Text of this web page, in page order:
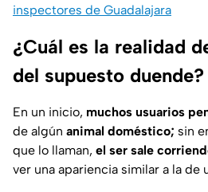
inspectores de Guadalajara
¿Cuál es la realidad
del supuesto duende?
En un inicio, muchos usuarios
de algún animal doméstico; sin
que lo llaman, el ser sale
ver una apariencia similar a la de